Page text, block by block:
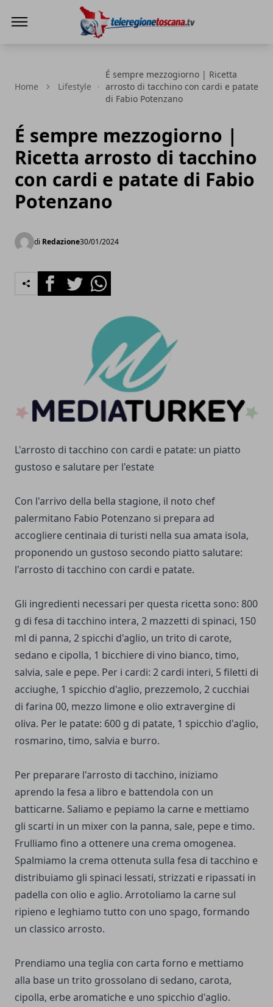
Home Lifestyle
É sempre mezzogiorno | Ricetta
arrosto di tacchino con cardi e patate
di Fabio Potenzano
É sempre mezzogiorno |
Ricetta arrosto di tacchino
con cardi e patate di Fabio
Potenzano
di Redazione30/01/2024
FacebookTwitterWhatsapp
L'arrosto di tacchino con cardi e patate: un piatto
gustoso e salutare per l'estate
Con l'arrivo della bella stagione, il noto chef
palermitano Fabio Potenzano si prepara ad
accogliere centinaia di turisti nella sua amata isola,
proponendo un gustoso secondo piatto salutare:
l'arrosto di tacchino con cardi e patate.
Gli ingredienti necessari per questa ricetta sono: 800
g di fesa di tacchino intera, 2 mazzetti di spinaci, 150
ml di panna, 2 spicchi d'aglio, un trito di carote,
sedano e cipolla, 1 bicchiere di vino bianco, timo,
salvia, sale e pepe. Per i cardi: 2 cardi interi, 5 filetti di
acciughe, 1 spicchio d'aglio, prezzemolo, 2 cucchiai
di farina 00, mezzo limone e olio extravergine di
oliva. Per le patate: 600 g di patate, 1 spicchio d'aglio,
rosmarino, timo, salvia e burro.
Per preparare l'arrosto di tacchino, iniziamo
aprendo la fesa a libro e battendola con un
batticarne. Saliamo e pepiamo la carne e mettiamo
gli scarti in un mixer con la panna, sale, pepe e timo.
Frulliamo fino a ottenere una crema omogenea.
Spalmiamo la crema ottenuta sulla fesa di tacchino e
distribuiamo gli spinaci lessati, strizzati e ripassati in
padella con olio e aglio. Arrotoliamo la carne sul
ripieno e leghiamo tutto con uno spago, formando
un classico arrosto.
Prendiamo una teglia con carta forno e mettiamo
alla base un trito grossolano di sedano, carota,
cipolla, erbe aromatiche e uno spicchio d'aglio.